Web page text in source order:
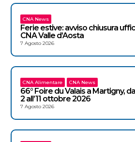
CNA News
Ferie estive: avviso chiusura
CNA Valle d’Aosta
7 Agosto 2026
CNA Alimentare CNA News
66° Foire du Valais a Martigny, dal
2 all’11 ottobre 2026
7 Agosto 2026